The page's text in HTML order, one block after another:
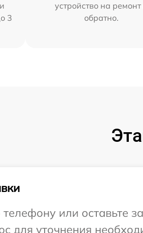
3
устройство на ремонт
обратно.
или оставьте
для уточнения